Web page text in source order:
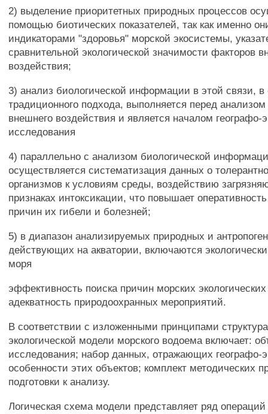
2) выделение приоритетных природных процессов
помощью биотических показателей, так как именно
индикаторами "здоровья" морской экосистемы,
сравнительной экологической значимости факторов
воздействия;
3) анализ биологической информации в этой связи, в
традиционного подхода, выполняется перед
внешнего воздействия и является началом географо-
исследования
4) параллельно с анализом биологической
осуществляется систематизация данных о
организмов к условиям среды, воздействию
признаках интоксикации, что повышает
причин их гибели и болезней;
5) в диапазон анализируемых природных и
действующих на акватории, включаются
моря
эффективность поиска причин морских
адекватность природоохранных мероприятий.
В соответствии с изложенными принципами
экологической модели морского водоема включает:
исследования; набор данных, отражающих географо-
особенности этих объектов; комплект методических
подготовки к анализу.
Логическая схема модели представляет ряд